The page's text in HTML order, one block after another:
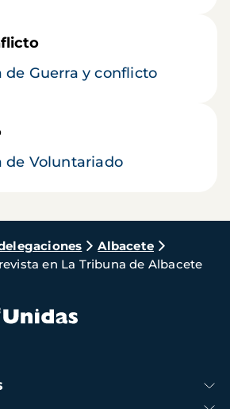
de Guerra y conflicto
de Voluntariado
Albacete
en La Tribuna de Albacete